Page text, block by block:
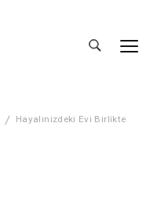
Hayalinizdeki Evi Birlikte